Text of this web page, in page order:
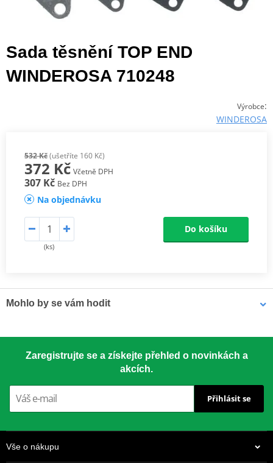
Sada těsnění TOP END
WINDEROSA 710248
Výrobce:
WINDEROSA
532 Kč(ušetříte 160 Kč)
372 Kč Včetně DPH
307 Kč Bez DPH
Na objednávku
(ks)
Do košíku
Mohlo by se vám hodit
Zaregistrujte se a získejte přehled o novinkách a
akcích.
Přihlásit se
Vše o nákupu